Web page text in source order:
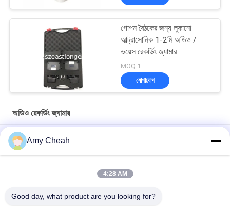
গোপন বৈঠকের জন্য লুকানো
আল্ট্রাসোনিক 1-2মি অডিও /
ভয়েস রেকর্ডিং জ্যামার
MOQ:1
যোগাযোগ
অডিও রেকর্ডিং জ্যামার
মিটিং ব্যবহারের জন্য 360 ডিগ্রী সিলিং মাউন্ট লুকানো রেকর্ডিং জ্যামার
আইফোন অ্যান্ড্রয়েড হারমনি সিরিজ অডিও রেকর্ডিং জ্যামার 360 ডিগ্রি ডেস্কটপ 2-5
Amy Cheah
4:28 AM
Good day, what product are you looking for?